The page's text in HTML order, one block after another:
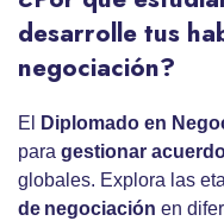
desarrolle tus
negociación?
El Diplomado en
para gestionar
globales. Explora las
de negociación en